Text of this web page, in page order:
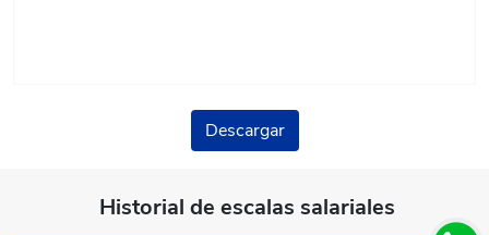
Descargar
Historial de escalas salariales